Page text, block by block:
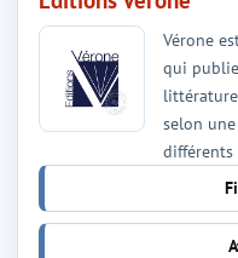
Vérone
qui
selon
différents